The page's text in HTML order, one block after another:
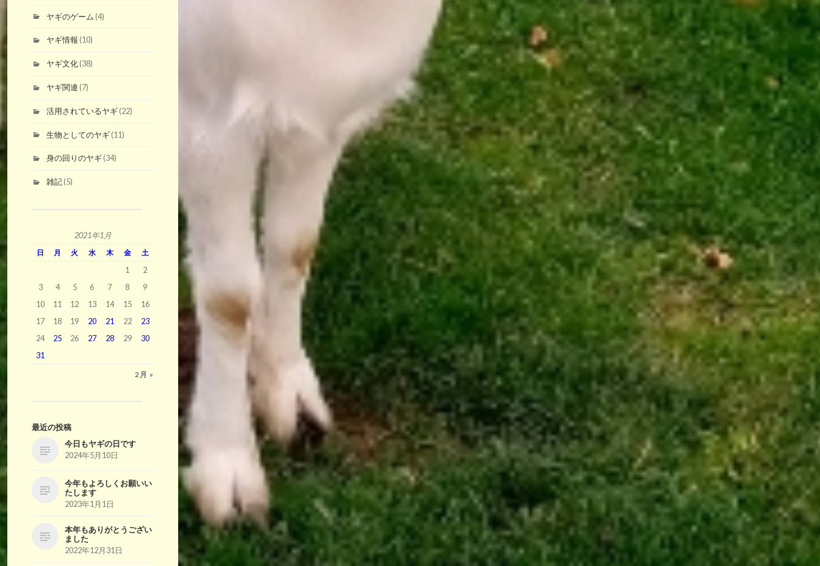
ヤギのゲーム (4)
ヤギ情報 (10)
ヤギ文化(38)
ヤギ関連 (7)
活用されているヤギ(22)
生物としてのヤギ(11)
身の回りのヤギ(34)
雑記(5)
2021年1月
日 月 火 水 木 金 土
1
2
3
4 5 6 7 8
9
10
11 12 13 14 15
16
17
18 19 20 21 22
23
24
25 26 27 28 29
30
31
2月 »
最近の投稿
今日もヤギの日です
2024年5月10日
今年もよろしくお願いい
たします
2023年1月1日
本年もありがとうござい
ました
2022年12月31日